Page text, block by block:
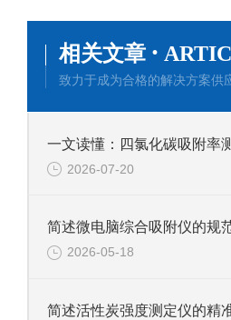
相关文章 ·
致力于成为合格的解决方案供
2026-07-20
2026-05-18